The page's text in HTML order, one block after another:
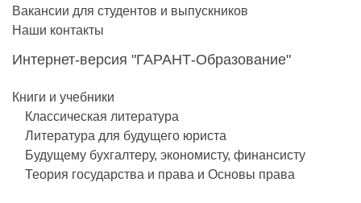
Вакансии для студентов и выпускников
Наши контакты
Интернет-версия "ГАРАНТ-Образование"
Книги и учебники
Классическая литература
Литература для будущего юриста
Будущему бухгалтеру, экономисту, финансисту
Теория государства и права и Основы права